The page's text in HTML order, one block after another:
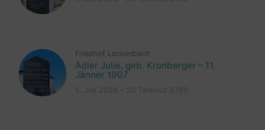
Friedhof Lackenbach
Adler Julie, geb. Kronberger – 11.
Jänner 1907